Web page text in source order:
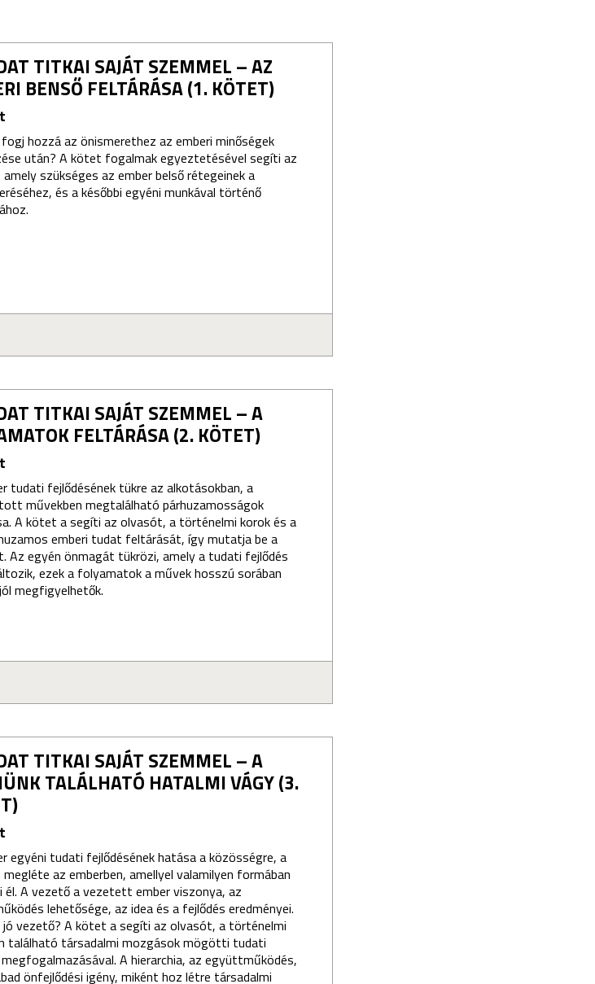
TITKAI SAJÁT SZEMMEL – AZ
BENSŐ FELTÁRÁSA (1. KÖTET)
hozzá az önismerethez az emberi minőségek
után? A kötet fogalmak egyeztetésével segíti az
szükséges az ember belső rétegeinek a
és a későbbi egyéni munkával történő
TITKAI SAJÁT SZEMMEL – A
FELTÁRÁSA (2. KÖTET)
tudati fejlődésének tükre az alkotásokban, a
művekben megtalálható párhuzamosságok
A kötet a segíti az olvasót, a történelmi korok és a
emberi tudat feltárását, így mutatja be a
Az egyén önmagát tükrözi, amely a tudati fejlődés
ezek a folyamatok a művek hosszú sorában
megfigyelhetők.
TITKAI SAJÁT SZEMMEL – A
TALÁLHATÓ HATALMI VÁGY (3.
egyéni tudati fejlődésének hatása a közösségre, a
az emberben, amellyel valamilyen formában
él. A vezető a vezetett ember viszonya, az
lehetősége, az idea és a fejlődés eredményei.
jó vezető? A kötet a segíti az olvasót, a történelmi
található társadalmi mozgások mögötti tudati
A hierarchia, az együttműködés,
önfejlődési igény, miként hoz létre társadalmi